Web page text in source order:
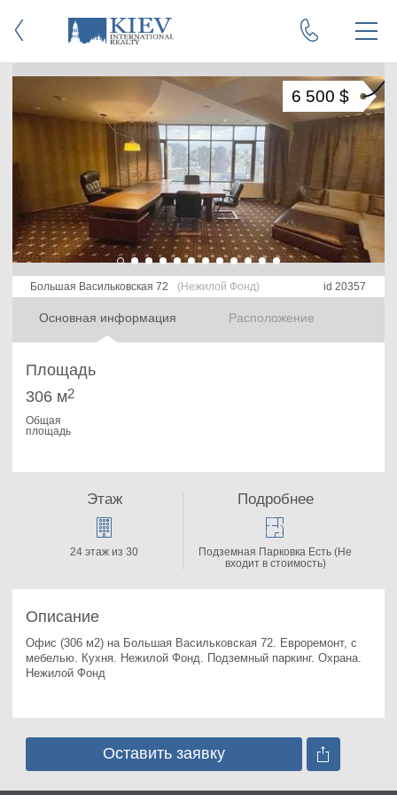
Большая Васильковская 72 (Нежилой Фонд) id 20357
Основная информация Расположение
6 500 $
Площадь
306 м2
Общая
площадь
Описание
Офис (306 м2) на Большая Васильковская 72. Евроремонт, с
мебелью. Кухня. Нежилой Фонд. Подземный паркинг. Охрана.
Нежилой Фонд
Этаж
24 этаж из 30
Подробнее
Подземная Парковка Есть (Не
входит в стоимость)
Оставить заявку